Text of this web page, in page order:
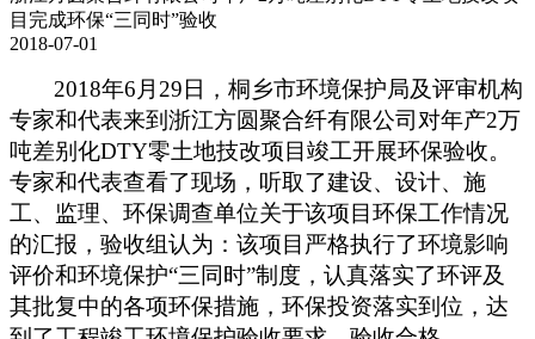
目完成环保“三同时”验收
2018-07-01
2018年6月29日 ，桐乡市环境保护局及评审机构
专家和代表来到浙江方圆聚合纤有限公司对年产2万
吨差别化DTY零土地技改项目竣工开展环保验收。
专家和代表查看了现场，听取了建设、设计、施
工、监理、环保调查单位关于该项目环保工作情况
的汇报，验收组认为：该项目严格执行了环境影响
评价和环境保护“三同时”制度，认真落实了环评及
其批复中的各项环保措施，环保投资落实到位，达